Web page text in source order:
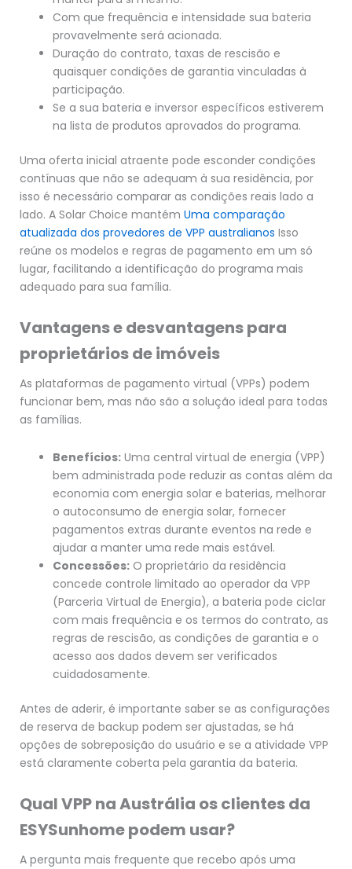
Com que frequência e intensidade sua bateria
provavelmente será acionada.
Duração do contrato, taxas de rescisão e
quaisquer condições de garantia vinculadas à
participação.
Se a sua bateria e inversor específicos estiverem
na lista de produtos aprovados do programa.
Uma oferta inicial atraente pode esconder condições
contínuas que não se adequam à sua residência, por
isso é necessário comparar as condições reais lado a
lado. A Solar Choice mantém Uma comparação
atualizada dos provedores de VPP australianos Isso
reúne os modelos e regras de pagamento em um só
lugar, facilitando a identificação do programa mais
adequado para sua família.
Vantagens e desvantagens para
proprietários de imóveis
As plataformas de pagamento virtual (VPPs) podem
funcionar bem, mas não são a solução ideal para todas
as famílias.
Benefícios: Uma central virtual de energia (VPP)
bem administrada pode reduzir as contas além da
economia com energia solar e baterias, melhorar
o autoconsumo de energia solar, fornecer
pagamentos extras durante eventos na rede e
ajudar a manter uma rede mais estável.
Concessões: O proprietário da residência
concede controle limitado ao operador da VPP
(Parceria Virtual de Energia), a bateria pode ciclar
com mais frequência e os termos do contrato, as
regras de rescisão, as condições de garantia e o
acesso aos dados devem ser verificados
cuidadosamente.
Antes de aderir, é importante saber se as configurações
de reserva de backup podem ser ajustadas, se há
opções de sobreposição do usuário e se a atividade VPP
está claramente coberta pela garantia da bateria.
Qual VPP na Austrália os clientes da
ESYSunhome podem usar?
A pergunta mais frequente que recebo após uma